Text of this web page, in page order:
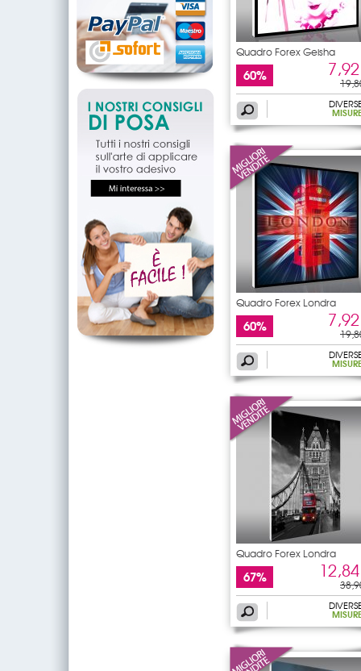
Quadro Forex Geisha
60%
Quadro Forex Londra
60%
Quadro Forex Londra
67%